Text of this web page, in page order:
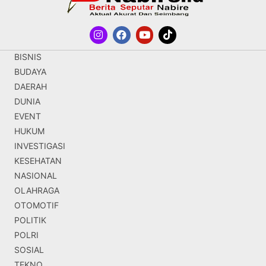
BISNIS
BUDAYA
DAERAH
DUNIA
EVENT
HUKUM
INVESTIGASI
KESEHATAN
NASIONAL
OLAHRAGA
OTOMOTIF
POLITIK
POLRI
SOSIAL